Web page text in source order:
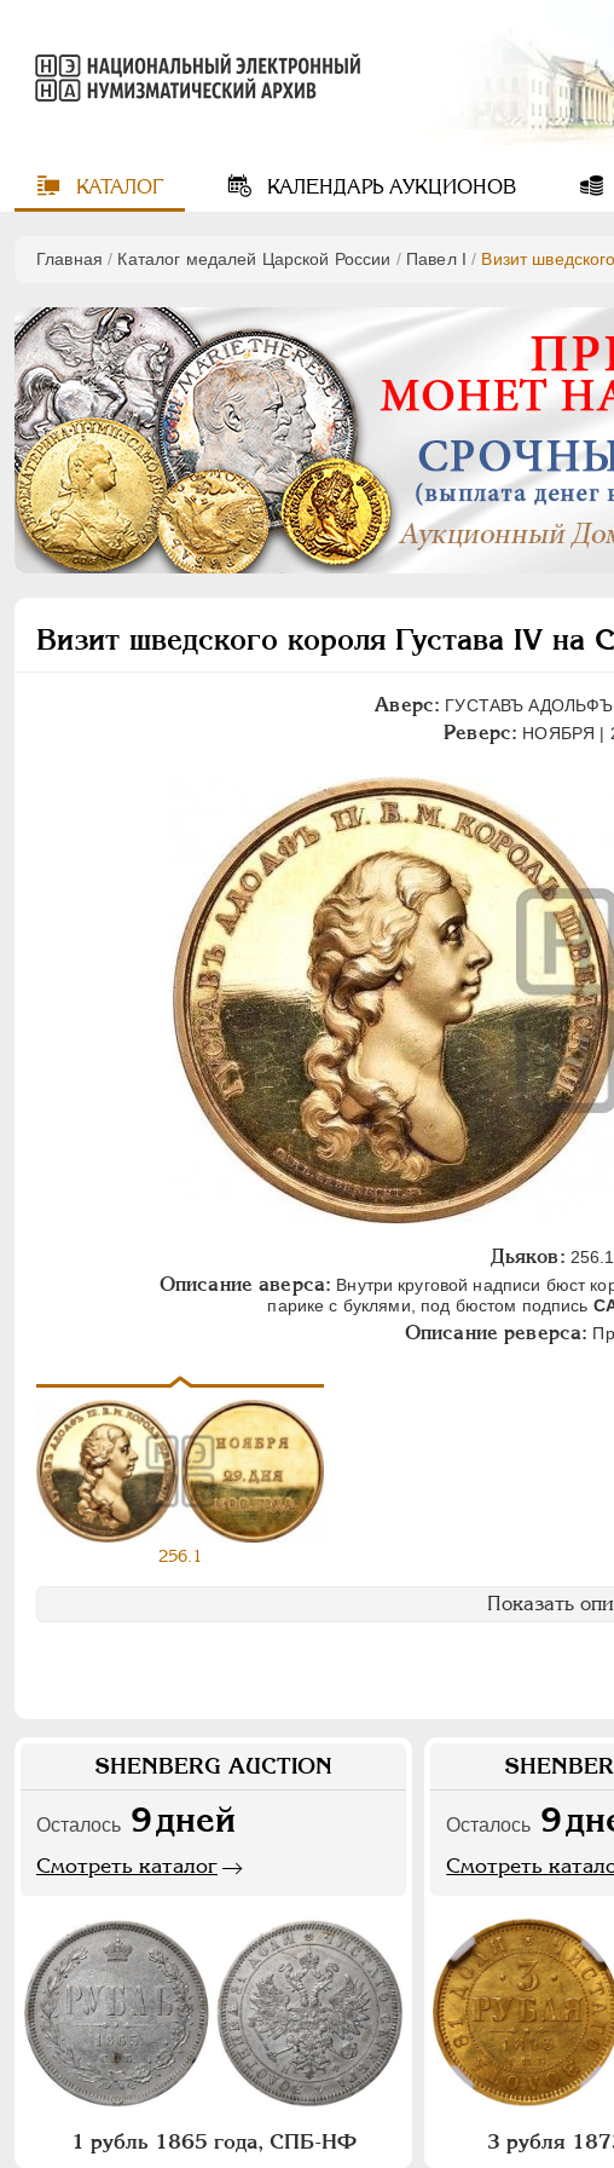
КАТАЛОГ КАЛЕНДАРЬАУКЦИОНОВ
Главная / Каталог медалей Царской России / Павел I / Визит
Визит шведского короля Густава IV
Аверс: ГУСТАВЪ АДОЛЬФЪ
Реверс: НОЯБРЯ |
Дьяков:
Описание аверса: Внутри круговой надписи бюст
парике с буклями, под бюстом подпись
Описание реверса:
256.1
Показать
SHENBERG AUCTION
Осталось 9дней
Смотреть каталог
1 рубль 1865 года, СПБ-НФ
Осталось 9
Смотреть
3 рубля